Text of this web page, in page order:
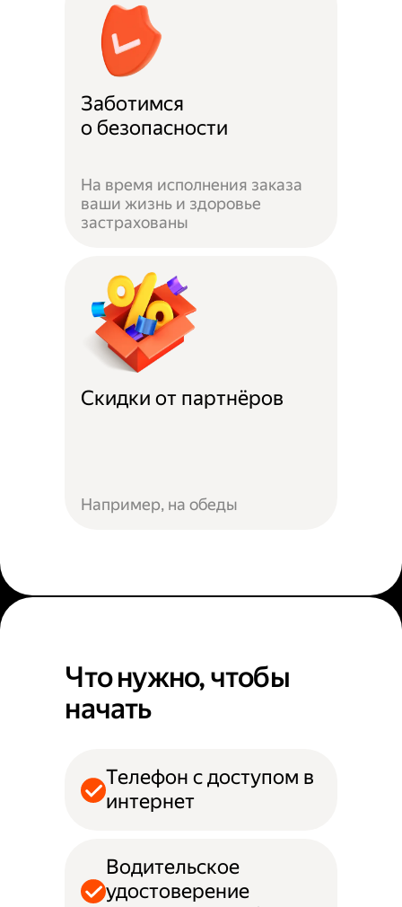
Заботимся
о безопасности
На время исполнения заказа
ваши жизнь и здоровье
застрахованы
Скидки от партнёров
Например, на обеды
Что нужно, чтобы
начать
Телефон с доступом в
интернет
Водительское
удостоверение